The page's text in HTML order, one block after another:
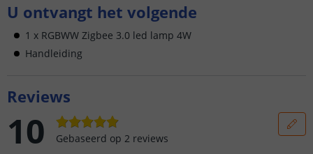
U ontvangt het volgende
1 x RGBWW Zigbee 3.0 led lamp 4W
Handleiding
Reviews
10 Gebaseerd op 2 reviews